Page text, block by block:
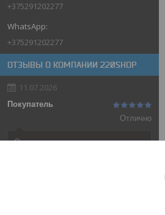
+375291202277
+375291202277
ОТЗЫВЫ О КОМПАНИИ 220SHOP
11.07.2026
Покупатель
Отлично
Оригинальные товары автоматов